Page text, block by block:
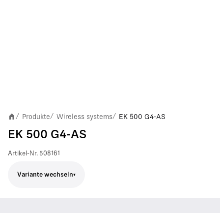
/ Produkte/ Wireless systems/ EK 500 G4-AS
EK 500 G4-AS
Artikel-Nr. 508161
Variante wechseln